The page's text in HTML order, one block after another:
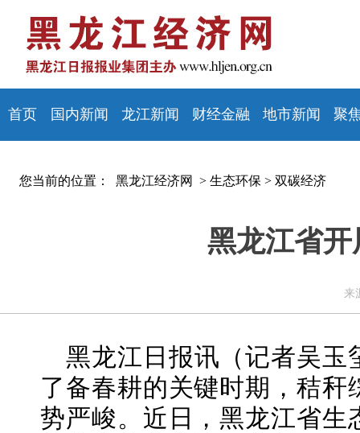
首页 国内新闻 龙江新闻 财经金融 地市新闻 聚
您当前的位置： 黑龙江经济网 > 生态环保 > 双碳经济
黑龙江省
来
黑龙江日报讯（记者吴玉
了备春耕的关键时期，秸
势严峻。近日，黑龙江省